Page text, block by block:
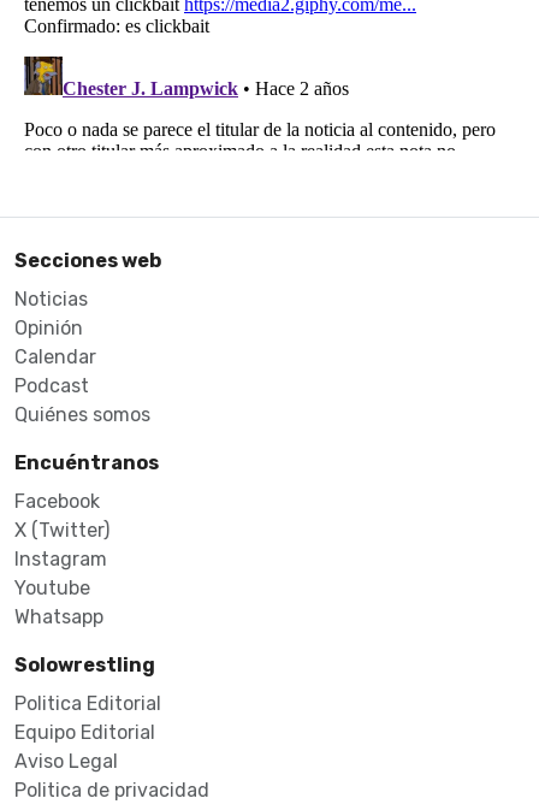
Secciones web
Noticias
Opinión
Calendar
Podcast
Quiénes somos
Encuéntranos
Facebook
X (Twitter)
Instagram
Youtube
Whatsapp
Solowrestling
Politica Editorial
Equipo Editorial
Aviso Legal
Politica de privacidad